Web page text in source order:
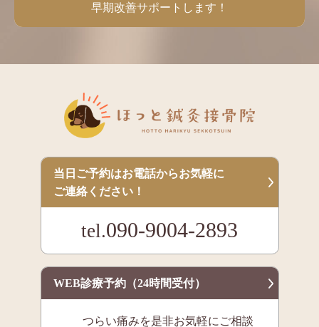
早期改善サポートします！
当日ご予約はお電話からお気軽に
ご連絡ください！
tel.090-9004-2893
WEB診療予約（24時間受付）
つらい痛みを是非お気軽にご相談